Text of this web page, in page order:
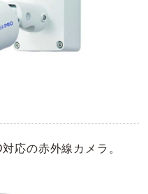
応の赤外線カメラ。